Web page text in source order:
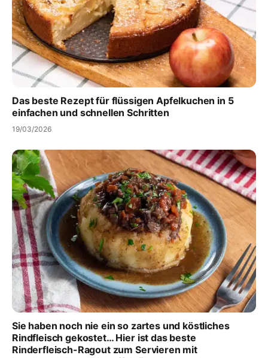
Das beste Rezept für flüssigen Apfelkuchen in 5
einfachen und schnellen Schritten
19/03/2026
Sie haben noch nie ein so zartes und köstliches
Rindfleisch gekostet… Hier ist das beste
Rinderfleisch-Ragout zum Servieren mit